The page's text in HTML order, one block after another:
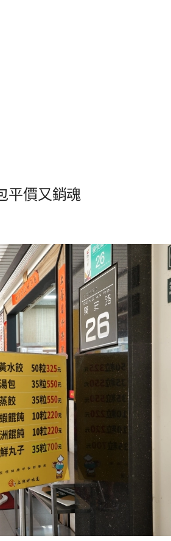
平價又銷魂